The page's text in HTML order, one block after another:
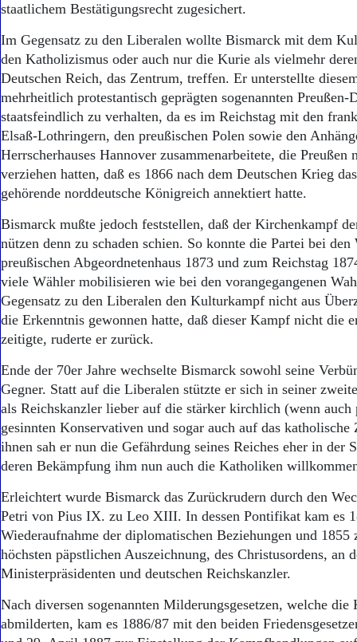
staatlichem Bestätigungsrecht zugesichert.
Im Gegensatz zu den Liberalen wollte Bismarck mit dem
den Katholizismus oder auch nur die Kurie als vielmehr
Deutschen Reich, das Zentrum, treffen. Er unterstellte
mehrheitlich protestantisch geprägten sogenannten Preußen-
staatsfeindlich zu verhalten, da es im Reichstag mit den
Elsaß-Lothringern, den preußischen Polen sowie den
Herrscherhauses Hannover zusammenarbeitete, die Preußen
verziehen hatten, daß es 1866 nach dem Deutschen Krieg
gehörende norddeutsche Königreich annektiert hatte.
Bismarck mußte jedoch feststellen, daß der Kirchenkampf
nützen denn zu schaden schien. So konnte die Partei bei den
preußischen Abgeordnetenhaus 1873 und zum Reichstag
viele Wähler mobilisieren wie bei den vorangegangenen
Gegensatz zu den Liberalen den Kulturkampf nicht aus
die Erkenntnis gewonnen hatte, daß dieser Kampf nicht die
zeitigte, ruderte er zurück.
Ende der 70er Jahre wechselte Bismarck sowohl seine
Gegner. Statt auf die Liberalen stützte er sich in seiner
als Reichskanzler lieber auf die stärker kirchlich (wenn auch
gesinnten Konservativen und sogar auch auf das
ihnen sah er nun die Gefährdung seines Reiches eher in der
deren Bekämpfung ihm nun auch die Katholiken
Erleichtert wurde Bismarck das Zurückrudern durch den
Petri von Pius IX. zu Leo XIII. In dessen Pontifikat kam es
Wiederaufnahme der diplomatischen Beziehungen und 1855
höchsten päpstlichen Auszeichnung, des Christusordens, an
Ministerpräsidenten und deutschen Reichskanzler.
Nach diversen sogenannten Milderungsgesetzen, welche
abmilderten, kam es 1886/87 mit den beiden